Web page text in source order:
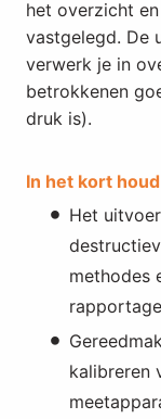
het overzicht
vastgelegd. De
verwerk je in
betrokkenen
druk is).
In het kort
Het
methodes
kalibreren